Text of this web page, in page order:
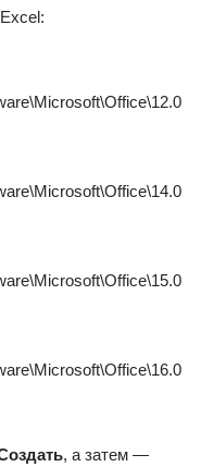
, а затем —